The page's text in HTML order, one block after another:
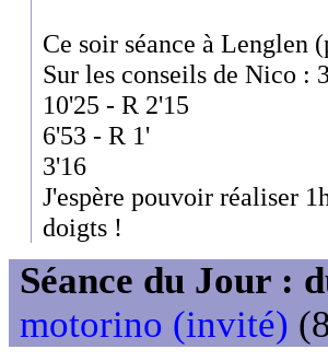
Ce soir séance à Lenglen
Sur les conseils de Nico :
10'25 - R 2'15
6'53 - R 1'
3'16
J'espère pouvoir réaliser
doigts !
Séance du Jour :
motorino (invité)